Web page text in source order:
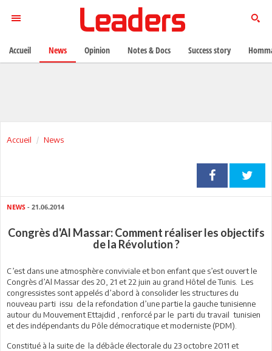
Accueil News
NEWS - 21.06.2014
Congrès d'Al Massar: Comment réaliser les objectifs
de la Révolution ?
C’est dans une atmosphère conviviale et bon enfant que s’est ouvert le
Congrès d’Al Massar des 20, 21 et 22 juin au grand Hôtel de Tunis. Les
congressistes sont appelés d’abord à consolider les structures du
nouveau parti issu de la refondation d’une partie la gauche tunisienne
autour du Mouvement Ettajdid , renforcé par le parti du travail tunisien
et des indépendants du Pôle démocratique et moderniste (PDM).
Constitué à la suite de la débâcle électorale du 23 octobre 2011 et
Accueil News Opinion Notes & Docs Success story